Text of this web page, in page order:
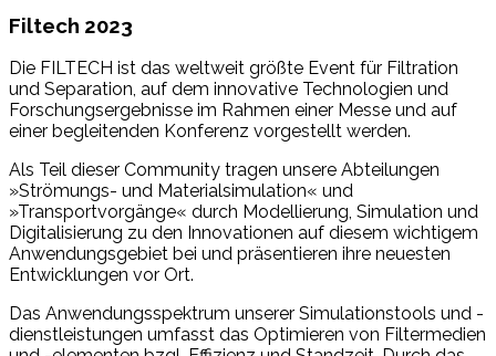
Filtech 2023
Die FILTECH ist das weltweit größte Event für Filtration
und Separation, auf dem innovative Technologien und
Forschungsergebnisse im Rahmen einer Messe und auf
einer begleitenden Konferenz vorgestellt werden.
Als Teil dieser Community tragen unsere Abteilungen
»Strömungs- und Materialsimulation« und
»Transportvorgänge« durch Modellierung, Simulation und
Digitalisierung zu den Innovationen auf diesem wichtigem
Anwendungsgebiet bei und präsentieren ihre neuesten
Entwicklungen vor Ort.
Das Anwendungsspektrum unserer Simulationstools und -
dienstleistungen umfasst das Optimieren von Filtermedien